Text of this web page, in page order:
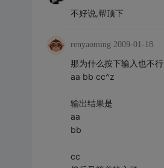
不好说,帮顶下
renyaoming 2009-01-18
那为什么按下输入也不行
aa bb cc^z
输出结果是
aa
bb
cc